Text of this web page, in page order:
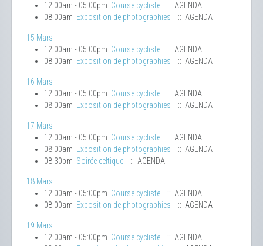
12:00am - 05:00pm Course cycliste
:: AGENDA
08:00am Exposition de photographies :: AGENDA
15 Mars
12:00am - 05:00pm Course cycliste
:: AGENDA
08:00am Exposition de photographies :: AGENDA
16 Mars
12:00am - 05:00pm Course cycliste
:: AGENDA
08:00am Exposition de photographies :: AGENDA
17 Mars
12:00am - 05:00pm Course cycliste
:: AGENDA
08:00am Exposition de photographies
:: AGENDA
08:30pm Soirée celtique :: AGENDA
18 Mars
12:00am - 05:00pm Course cycliste
:: AGENDA
08:00am Exposition de photographies :: AGENDA
19 Mars
12:00am - 05:00pm Course cycliste
:: AGENDA